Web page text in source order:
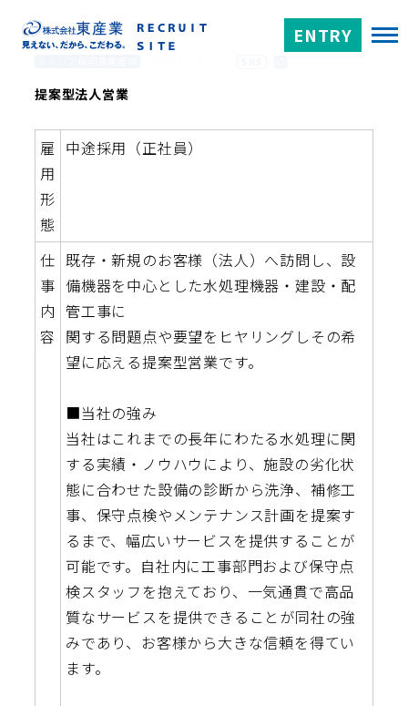
ENTRY
提案型法人営業
雇
用
形
態
中途採用（正社員）
仕
事
内
容
既存・新規のお客様（法人）へ訪問し、設
備機器を中心とした水処理機器・建設・配
管工事に
関する問題点や要望をヒヤリングしその希
望に応える提案型営業です。
■当社の強み
当社はこれまでの長年にわたる水処理に関
する実績・ノウハウにより、施設の劣化状
態に合わせた設備の診断から洗浄、補修工
事、保守点検やメンテナンス計画を提案す
るまで、幅広いサービスを提供することが
可能です。自社内に工事部門および保守点
検スタッフを抱えており、一気通貫で高品
質なサービスを提供できることが同社の強
みであり、お客様から大きな信頼を得てい
ます。